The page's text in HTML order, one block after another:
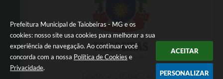
Prefeitura Municipal de Taiobeiras - MG e os
cookies: nosso site usa cookies para melhorar a sua
experiência de navegação. Ao continuar você
concorda com a nossa Política de Cookies e
Privacidade.
ACEITAR
PERSONALIZAR